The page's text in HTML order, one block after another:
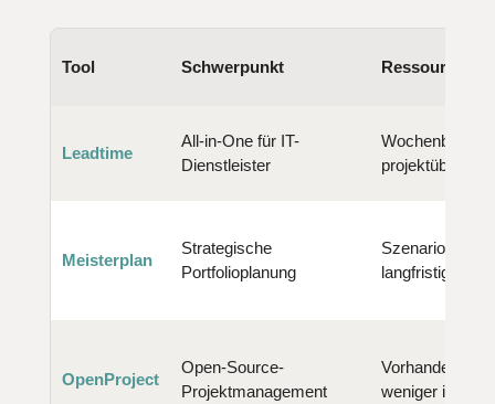
Tool Schwerpunkt
Leadtime
All-in-One für IT-
Dienstleister
Wochenbasiert,
Meisterplan
Strategische
Portfolioplanung
langfristig
OpenProject
Open-Source-
Projektmanagement
Vorhanden,
weniger intuitiv